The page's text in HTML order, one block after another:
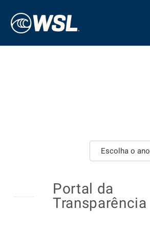
Escolha o ano
Portal da
Transparência